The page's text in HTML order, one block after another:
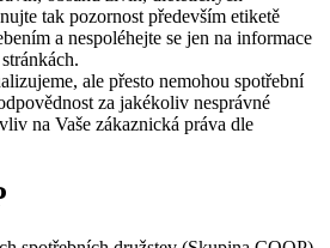
tak pozornost především etiketě
a nespoléhejte se jen na informace
ale přesto nemohou spotřební
za jakékoliv nesprávné
na Vaše zákaznická práva dle